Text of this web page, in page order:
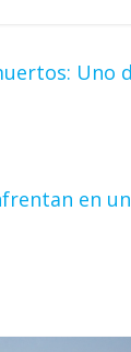
Uno
en